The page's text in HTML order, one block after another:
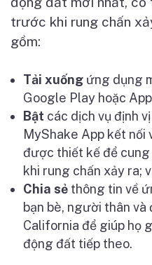
trước khi rung chấn xả
gồm:
Tải xuống ứng dụng
Google Play hoặc
Bật các dịch vụ định vị
MyShake App kết nối
được thiết kếđể cung
khi rung chấn xảy ra;
Chia sẻ thông tin về ứ
bạn bè, người thân và
California để giúp họ
động đất tiếp theo.